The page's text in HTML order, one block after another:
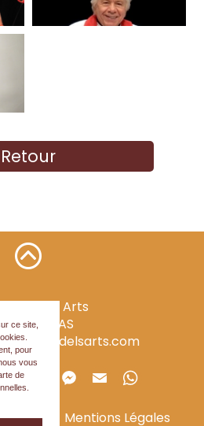
ce site,
pour
vous
de
Retour
Dels Arts
PÉZENAS
Mentions Légales